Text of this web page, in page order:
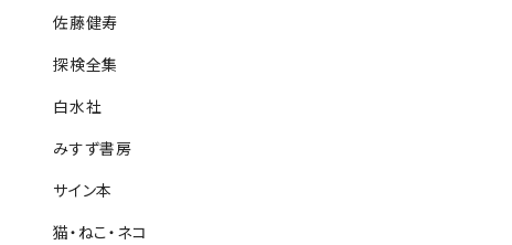
佐藤健寿
探検全集
白水社
みすず書房
サイン本
猫・ねこ・ネコ